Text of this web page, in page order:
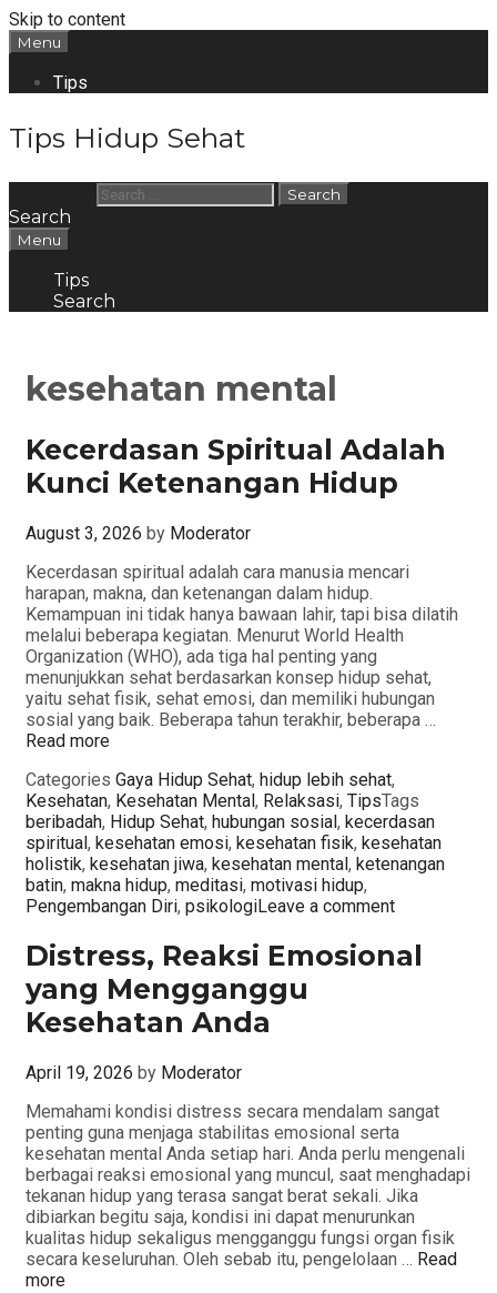
Skip to content
Menu
Tips
Tips Hidup Sehat
Search
Menu
Tips
Search
kesehatan mental
Kecerdasan Spiritual Adalah
Kunci Ketenangan Hidup
August 3, 2026 by Moderator
Kecerdasan spiritual adalah cara manusia mencari
harapan, makna, dan ketenangan dalam hidup.
Kemampuan ini tidak hanya bawaan lahir, tapi bisa dilatih
melalui beberapa kegiatan. Menurut World Health
Organization (WHO), ada tiga hal penting yang
menunjukkan sehat berdasarkan konsep hidup sehat,
yaitu sehat fisik, sehat emosi, dan memiliki hubungan
sosial yang baik. Beberapa tahun terakhir, beberapa …
Read more
Categories Gaya Hidup Sehat, hidup lebih sehat,
Kesehatan, Kesehatan Mental, Relaksasi, TipsTags
beribadah, Hidup Sehat, hubungan sosial, kecerdasan
spiritual, kesehatan emosi, kesehatan fisik, kesehatan
holistik, kesehatan jiwa, kesehatan mental, ketenangan
batin, makna hidup, meditasi, motivasi hidup,
Pengembangan Diri, psikologiLeave a comment
Distress, Reaksi Emosional
yang Mengganggu
Kesehatan Anda
April 19, 2026 by Moderator
Memahami kondisi distress secara mendalam sangat
penting guna menjaga stabilitas emosional serta
kesehatan mental Anda setiap hari. Anda perlu mengenali
berbagai reaksi emosional yang muncul, saat menghadapi
tekanan hidup yang terasa sangat berat sekali. Jika
dibiarkan begitu saja, kondisi ini dapat menurunkan
kualitas hidup sekaligus mengganggu fungsi organ fisik
secara keseluruhan. Oleh sebab itu, pengelolaan … Read
more